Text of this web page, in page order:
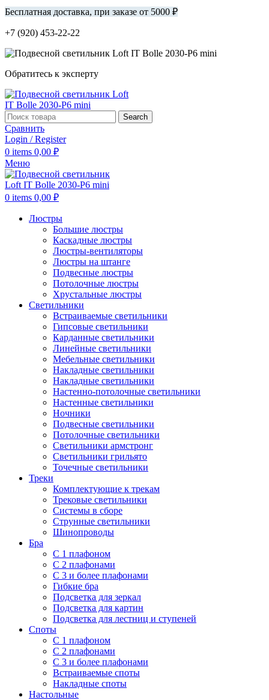
Бесплатная доставка, при заказе от 5000 ₽
+7 (920) 453-22-22
Обратитесь к эксперту
Search
Сравнить
Login / Register
0 items 0,00 ₽
Меню
0 items 0,00 ₽
Люстры
Большие люстры
Каскадные люстры
Люстры-вентиляторы
Люстры на штанге
Подвесные люстры
Потолочные люстры
Хрустальные люстры
Светильники
Встраиваемые светильники
Гипсовые светильники
Карданные светильники
Линейные светильники
Мебельные светильники
Накладные светильники
Накладные светильники
Настенно-потолочные светильники
Настенные светильники
Ночники
Подвесные светильники
Потолочные светильники
Светильники армстронг
Светильники грильято
Точечные светильники
Треки
Комплектующие к трекам
Трековые светильники
Системы в сборе
Струнные светильники
Шинопроводы
Бра
С 1 плафоном
С 2 плафонами
С 3 и более плафонами
Гибкие бра
Подсветка для зеркал
Подсветка для картин
Подсветка для лестниц и ступеней
Споты
С 1 плафоном
С 2 плафонами
С 3 и более плафонами
Встраиваемые споты
Накладные споты
Настольные